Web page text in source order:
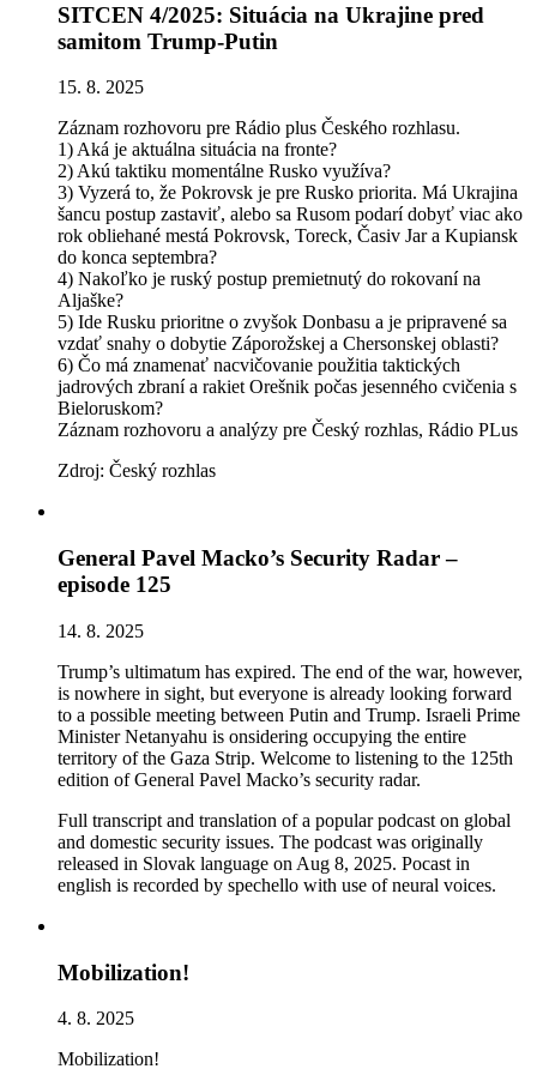
SITCEN 4/2025: Situácia na Ukrajine pred
samitom Trump-Putin
15. 8. 2025
Záznam rozhovoru pre Rádio plus Českého rozhlasu.
1) Aká je aktuálna situácia na fronte?
2) Akú taktiku momentálne Rusko využíva?
3) Vyzerá to, že Pokrovsk je pre Rusko priorita. Má Ukrajina
šancu postup zastaviť, alebo sa Rusom podarí dobyť viac ako
rok obliehané mestá Pokrovsk, Toreck, Časiv Jar a Kupiansk
do konca septembra?
4) Nakoľko je ruský postup premietnutý do rokovaní na
Aljaške?
5) Ide Rusku prioritne o zvyšok Donbasu a je pripravené sa
vzdať snahy o dobytie Záporožskej a Chersonskej oblasti?
6) Čo má znamenať nacvičovanie použitia taktických
jadrových zbraní a rakiet Orešnik počas jesenného cvičenia s
Bieloruskom?
Záznam rozhovoru a analýzy pre Český rozhlas, Rádio PLus
Zdroj: Český rozhlas
General Pavel Macko’s Security Radar –
episode 125
14. 8. 2025
Trump’s ultimatum has expired. The end of the war, however,
is nowhere in sight, but everyone is already looking forward
to a possible meeting between Putin and Trump. Israeli Prime
Minister Netanyahu is onsidering occupying the entire
territory of the Gaza Strip. Welcome to listening to the 125th
edition of General Pavel Macko’s security radar.
Full transcript and translation of a popular podcast on global
and domestic security issues. The podcast was originally
released in Slovak language on Aug 8, 2025. Pocast in
english is recorded by spechello with use of neural voices.
Mobilization!
4. 8. 2025
Mobilization!